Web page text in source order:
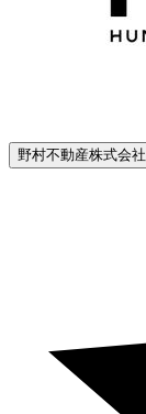
野村不動産株式会社